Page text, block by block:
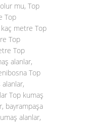
mu, Top
Top
metre Top
Top
Top
alanlar,
Top
Top kumaş
bayrampaşa
alanlar,